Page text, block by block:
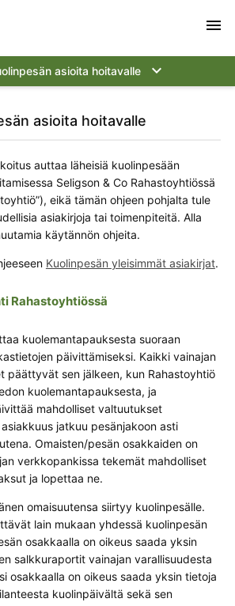
menu
asioita hoitavalle keyboard_arrow_down
asioita hoitavalle
auttaa läheisiä kuolinpesään
Seligson & Co Rahastoyhtiössä
eikä tämän ohjeen pohjalta tule
asiakirjoja tai toimenpiteitä. Alla
käytännön ohjeita.
Kuolinpesän yleisimmät asiakirjat.
Rahastoyhtiössä
kuolemantapauksesta suoraan
päivittämiseksi. Kaikki vainajan
päättyvät sen jälkeen, kun Rahastoyhtiö
kuolemantapauksesta, ja
mahdolliset valtuutukset
jatkuu pesänjakoon asti
Omaisten/pesän osakkaiden on
verkkopankissa tekemät mahdolliset
ja lopettaa ne.
omaisuutensa siirtyy kuolinpesälle.
lain mukaan yhdessä kuolinpesän
osakkaalla on oikeus saada yksin
salkkuraportit vainajan varallisuudesta
osakkaalla on oikeus saada yksin tietoja
kuolinpäivältä sekä sen